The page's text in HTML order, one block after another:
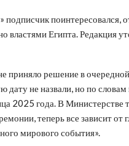
поинтересовался,
Египта. Редакция
приняло решение в
дату не назвали, но по
2025 года. В Министерстве
теперь все зависит от
мирового события».